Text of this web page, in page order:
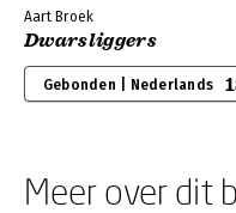
Aart Broek
Dwarsliggers
Gebonden | Nederlands
Meer over dit